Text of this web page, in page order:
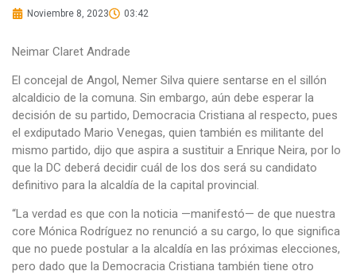
Noviembre 8, 2023 03:42
Neimar Claret Andrade
El concejal de Angol, Nemer Silva quiere sentarse en el sillón
alcaldicio de la comuna. Sin embargo, aún debe esperar la
decisión de su partido, Democracia Cristiana al respecto, pues
el exdiputado Mario Venegas, quien también es militante del
mismo partido, dijo que aspira a sustituir a Enrique Neira, por lo
que la DC deberá decidir cuál de los dos será su candidato
definitivo para la alcaldía de la capital provincial.
“La verdad es que con la noticia —manifestó— de que nuestra
core Mónica Rodríguez no renunció a su cargo, lo que significa
que no puede postular a la alcaldía en las próximas elecciones,
pero dado que la Democracia Cristiana también tiene otro